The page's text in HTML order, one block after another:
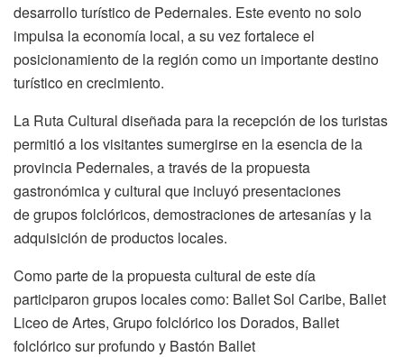
desarrollo turístico de Pedernales. Este evento no solo
impulsa la economía local, a su vez fortalece el
posicionamiento de la región como un importante destino
turístico en crecimiento.
La Ruta Cultural diseñada para la recepción de los turistas
permitió a los visitantes sumergirse en la esencia de la
provincia Pedernales, a través de la propuesta
gastronómica y cultural que incluyó presentaciones
de grupos folclóricos, demostraciones de artesanías y la
adquisición de productos locales.
Como parte de la propuesta cultural de este día
participaron grupos locales como: Ballet Sol Caribe, Ballet
Liceo de Artes, Grupo folclórico los Dorados, Ballet
folclórico sur profundo y Bastón Ballet